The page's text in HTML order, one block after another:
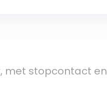
met stopcontact en